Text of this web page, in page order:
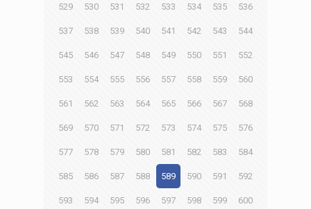
529 530 531 532 533 534 535 536
537 538 539 540 541 542 543 544
545 546 547 548 549 550 551 552
553 554 555 556 557 558 559 560
561 562 563 564 565 566 567 568
569 570 571 572 573 574 575 576
577 578 579 580 581 582 583 584
585 586 587 588 589 590 591 592
593 594 595 596 597 598 599 600